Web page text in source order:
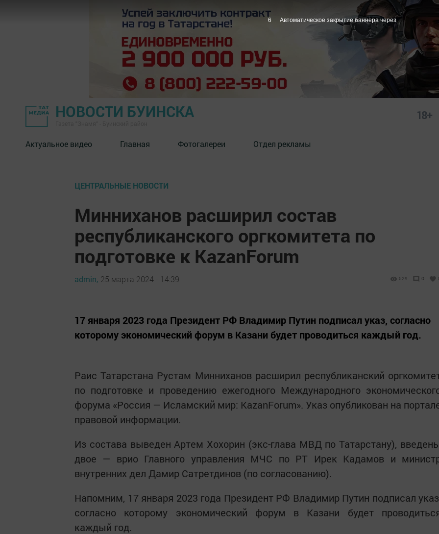
НОВОСТИ БУИНСКА 18+
Актуальное видео Главная Фотогалереи Отдел рекламы
ЦЕНТРАЛЬНЫЕ НОВОСТИ
Минниханов расширил состав
республиканского оргкомитета по
подготовке к KazanForum
admin, 25 марта 2024 - 14:39 529 0
17 января 2023 года Президент РФ Владимир Путин подписал указ, согласно
которому экономический форум в Казани будет проводиться каждый год.
Раис Татарстана Рустам Минниханов расширил республиканский
по подготовке и проведению ежегодного Международного
форума «Россия — Исламский мир: KazanForum». Указ опубликован на
правовой информации.
Из состава выведен Артем Хохорин (экс-глава МВД по Татарстану),
двое — врио Главного управления МЧС по РТ Ирек Кадамов и
внутренних дел Дамир Сатретдинов (по согласованию).
Напомним, 17 января 2023 года Президент РФ Владимир Путин подписал
согласно которому экономический форум в Казани будет
каждый год.
5 Автоматическое закрытие баннера через